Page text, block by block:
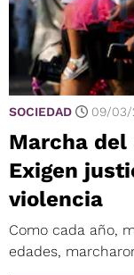
SOCIEDAD 09/03/
Marcha del
Exigen
violencia
Como cada año,
edades,